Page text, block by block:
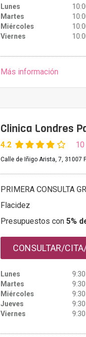
Lunes
Martes
Miércoles
Viernes
Más información
Clinica Londres
4.2
Calle de Iñigo Arista, 7, 31007
PRIMERA CONSULTA
Flacidez
Presupuestos con 5%
CONSULTAR/
Lunes
Martes
Miércoles
Jueves
Viernes